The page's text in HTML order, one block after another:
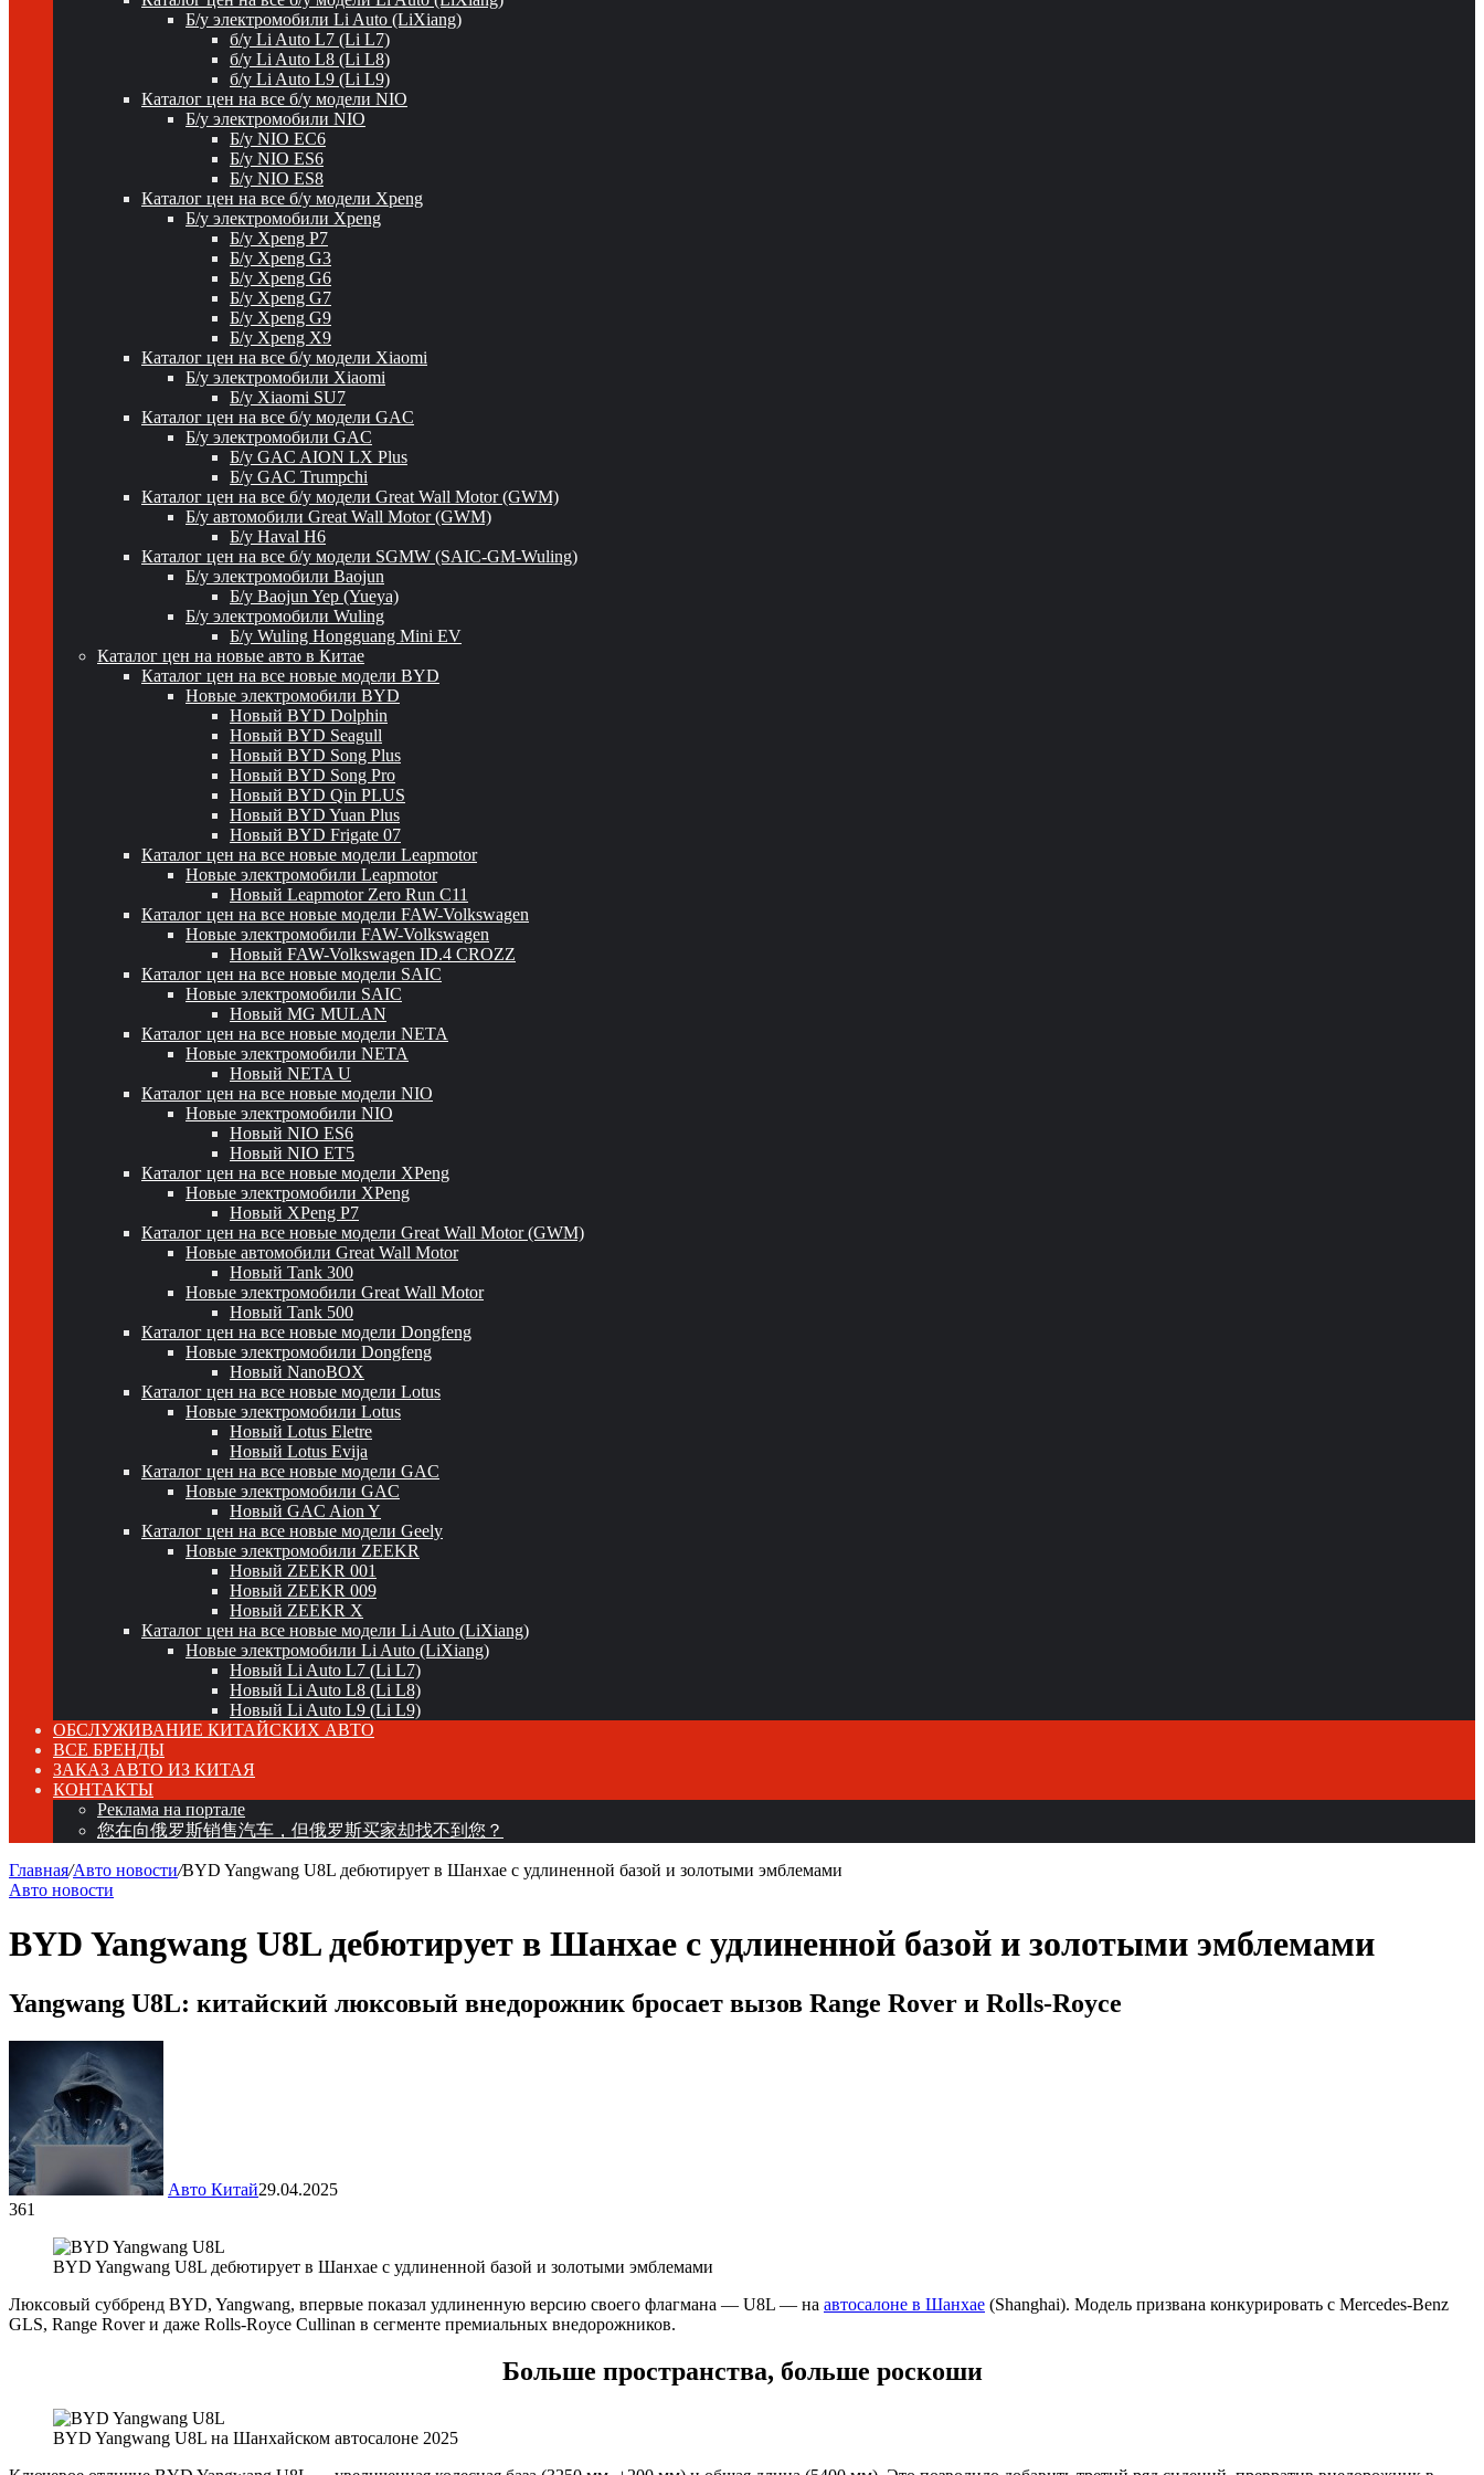
Б/у электромобили Li Auto (LiXiang)
б/у Li Auto L7 (Li L7)
б/у Li Auto L8 (Li L8)
б/у Li Auto L9 (Li L9)
Каталог цен на все б/у модели NIO
Б/у электромобили NIO
Б/у NIO EC6
Б/у NIO ES6
Б/у NIO ES8
Каталог цен на все б/у модели Xpeng
Б/у электромобили Xpeng
Б/у Xpeng P7
Б/у Xpeng G3
Б/у Xpeng G6
Б/у Xpeng G7
Б/у Xpeng G9
Б/у Xpeng X9
Каталог цен на все б/у модели Xiaomi
Б/у электромобили Xiaomi
Б/у Xiaomi SU7
Каталог цен на все б/у модели GAC
Б/у электромобили GAC
Б/у GAC AION LX Plus
Б/у GAC Trumpchi
Каталог цен на все б/у модели Great Wall Motor (GWM)
Б/у автомобили Great Wall Motor (GWM)
Б/у Haval H6
Каталог цен на все б/у модели SGMW (SAIC-GM-Wuling)
Б/у электромобили Baojun
Б/у Baojun Yep (Yueya)
Б/у электромобили Wuling
Б/у Wuling Hongguang Mini EV
Каталог цен на новые авто в Китае
Каталог цен на все новые модели BYD
Новые электромобили BYD
Новый BYD Dolphin
Новый BYD Seagull
Новый BYD Song Plus
Новый BYD Song Pro
Новый BYD Qin PLUS
Новый BYD Yuan Plus
Новый BYD Frigate 07
Каталог цен на все новые модели Leapmotor
Новые электромобили Leapmotor
Новый Leapmotor Zero Run C11
Каталог цен на все новые модели FAW-Volkswagen
Новые электромобили FAW-Volkswagen
Новый FAW-Volkswagen ID.4 CROZZ
Каталог цен на все новые модели SAIC
Новые электромобили SAIC
Новый MG MULAN
Каталог цен на все новые модели NETA
Новые электромобили NETA
Новый NETA U
Каталог цен на все новые модели NIO
Новые электромобили NIO
Новый NIO ES6
Новый NIO ET5
Каталог цен на все новые модели XPeng
Новые электромобили XPeng
Новый XPeng P7
Каталог цен на все новые модели Great Wall Motor (GWM)
Новые автомобили Great Wall Motor
Новый Tank 300
Новые электромобили Great Wall Motor
Новый Tank 500
Каталог цен на все новые модели Dongfeng
Новые электромобили Dongfeng
Новый NanoBOX
Каталог цен на все новые модели Lotus
Новые электромобили Lotus
Новый Lotus Eletre
Новый Lotus Evija
Каталог цен на все новые модели GAC
Новые электромобили GAC
Новый GAC Aion Y
Каталог цен на все новые модели Geely
Новые электромобили ZEEKR
Новый ZEEKR 001
Новый ZEEKR 009
Новый ZEEKR X
Каталог цен на все новые модели Li Auto (LiXiang)
Новые электромобили Li Auto (LiXiang)
Новый Li Auto L7 (Li L7)
Новый Li Auto L8 (Li L8)
Новый Li Auto L9 (Li L9)
ОБСЛУЖИВАНИЕ КИТАЙСКИХ АВТО
ВСЕ БРЕНДЫ
ЗАКАЗ АВТО ИЗ КИТАЯ
КОНТАКТЫ
Реклама на портале
您在向俄罗斯销售汽车，但俄罗斯买家却找不到您？
Главная/Авто новости/BYD Yangwang U8L дебютирует в Шанхае с удлиненной базой и золотыми эмблемами
Авто новости
BYD Yangwang U8L дебютирует в Шанхае с удлиненной базой и золотыми эмблемами
Yangwang U8L: китайский люксовый внедорожник бросает вызов Range Rover и Rolls-Royce
Авто Китай29.04.2025
361
BYD Yangwang U8L дебютирует в Шанхае с удлиненной базой и золотыми эмблемами
Люксовый суббренд BYD, Yangwang, впервые показал удлиненную версию своего флагмана — U8L — на автосалоне в Шанхае (Shanghai). Модель призвана конкурировать с Mercedes-Benz
GLS, Range Rover и даже Rolls-Royce Cullinan в сегменте премиальных внедорожников.
Больше пространства, больше роскоши
BYD Yangwang U8L на Шанхайском автосалоне 2025